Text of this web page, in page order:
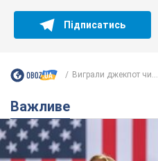
Підписатись
Виграли джекпот чи...
Важливе